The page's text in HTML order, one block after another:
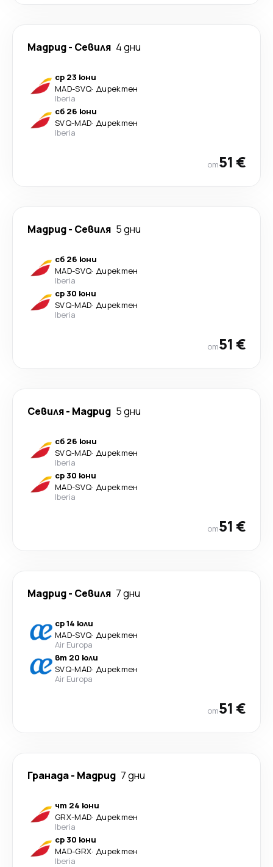
Мадрид- Севиля 4 дни
ср 23 юни
MAD-SVQ· Директен
Iberia
сб 26 юни
SVQ-MAD· Директен
Iberia
от51 €
Мадрид- Севиля 5 дни
сб 26 юни
MAD-SVQ· Директен
Iberia
ср 30 юни
SVQ-MAD· Директен
Iberia
от51 €
Севиля- Мадрид 5 дни
сб 26 юни
SVQ-MAD· Директен
Iberia
ср 30 юни
MAD-SVQ· Директен
Iberia
от51 €
Мадрид- Севиля 7 дни
ср 14 юли
MAD-SVQ· Директен
Air Europa
вт 20 юли
SVQ-MAD· Директен
Air Europa
от51 €
Гранада- Мадрид 7 дни
чт 24 юни
GRX-MAD· Директен
Iberia
ср 30 юни
MAD-GRX· Директен
Iberia